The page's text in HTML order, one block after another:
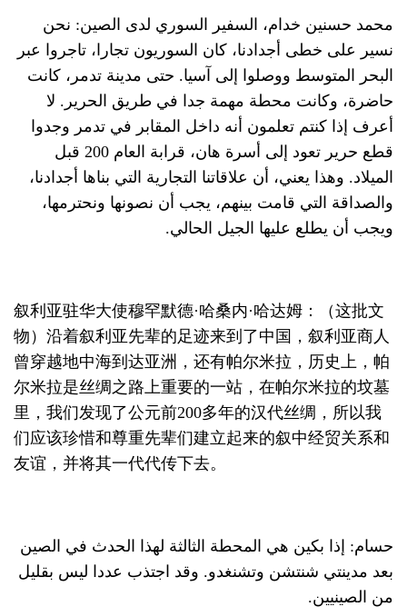
محمد حسنين خدام، السفير السوري لدى الصين: نحن
نسير على خطى أجدادنا، كان السوريون تجارا، تاجروا عبر
البحر المتوسط ووصلوا إلى آسيا. حتى مدينة تدمر، كانت
حاضرة، وكانت محطة مهمة جدا في طريق الحرير. لا
أعرف إذا كنتم تعلمون أنه داخل المقابر في تدمر وجدوا
قطع حرير تعود إلى أسرة هان، قرابة العام 200 قبل
الميلاد. وهذا يعني، أن علاقاتنا التجارية التي بناها أجدادنا،
والصداقة التي قامت بينهم، يجب أن نصونها ونحترمها،
ويجب أن يطلع عليها الجيل الحالي.
叙利亚驻华大使穆罕默德·哈桑内·哈达姆：（这批文
物）沿着叙利亚先辈的足迹来到了中国，叙利亚商人
曾穿越地中海到达亚洲，还有帕尔米拉，历史上，帕
尔米拉是丝绸之路上重要的一站，在帕尔米拉的坟墓
里，我们发现了公元前200多年的汉代丝绸，所以我
们应该珍惜和尊重先辈们建立起来的叙中经贸关系和
友谊，并将其一代代传下去。
حسام: إذا بكين هي المحطة الثالثة لهذا الحدث في الصين
بعد مدينتي شنتشن وتشنغدو. وقد اجتذب عددا ليس بقليل
من الصينيين.